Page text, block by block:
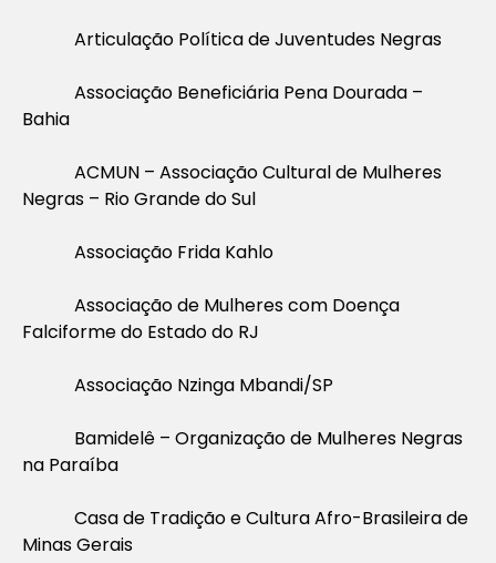
Articulação Política de Juventudes Negras
Associação Beneficiária Pena Dourada –
Bahia
ACMUN – Associação Cultural de Mulheres
Negras – Rio Grande do Sul
Associação Frida Kahlo
Associação de Mulheres com Doença
Falciforme do Estado do RJ
Associação Nzinga Mbandi/SP
Bamidelê – Organização de Mulheres Negras
na Paraíba
Casa de Tradição e Cultura Afro-Brasileira de
Minas Gerais